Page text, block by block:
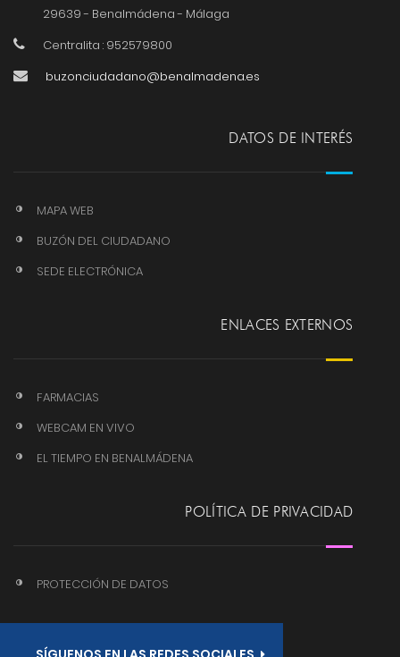
29639 - Benalmádena - Málaga
Centralita : 952579800
buzonciudadano@benalmadena.es
DATOS DE INTERÉS
MAPA WEB
BUZÓN DEL CIUDADANO
SEDE ELECTRÓNICA
ENLACES EXTERNOS
FARMACIAS
WEBCAM EN VIVO
EL TIEMPO EN BENALMÁDENA
POLÍTICA DE PRIVACIDAD
PROTECCIÓN DE DATOS